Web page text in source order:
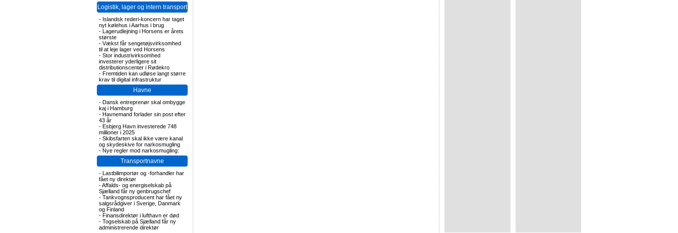
Logistik, lager og intern transport
- Islandsk rederi-koncern har taget
nyt kølehus i Aarhus i brug
- Lagerudlejning i Horsens er årets
største
- Vækst får sengetøjsvirksomhed
til at leje lager ved Horsens
- Stor industrivirksomhed
investerer yderligere sit
distributionscenter i Rødekro
- Fremtiden kan udløse langt større
krav til digital infrastruktur
Havne
- Dansk entreprenør skal ombygge
kaj i Hamburg
- Havnemand forlader sin post efter
43 år
- Esbjerg Havn investerede 748
millioner i 2025
- Skibsfarten skal ikke være kanal
og skydeskive for narkosmugling
- Nye regler mod narkosmugling:
Transportnavne
- Lastbilimportør og -forhandler har
fået ny direktør
-Affalds- og energiselskab på
Sjælland får ny genbrugschef
- Tankvognsproducent har fået ny
salgsrådgiver i Sverige, Danmark
og Finland
- Finansdirektør i lufthavn er død
- Togselskab på Sjælland får ny
administrerende direktør